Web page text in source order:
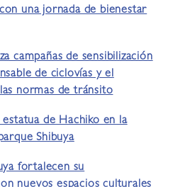
una jornada de bienestar
campañas de sensibilización
de ciclovías y el
normas de tránsito
de Hachiko en la
Shibuya
fortalecen su